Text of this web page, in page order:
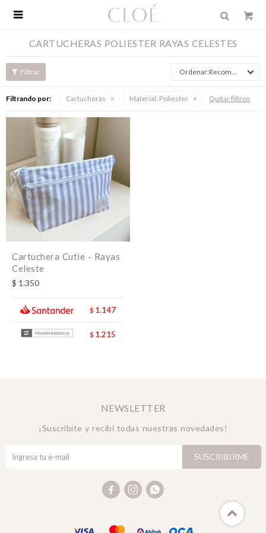

CARTUCHERAS POLIESTER RAYAS CELESTES
Recomendados
Filtrando por: Cartucheras Material: Poliester Quitar filtros
Cartuchera Cutie - Rayas
Celeste
$ 1.350
$ 1.147
$ 1.215
NEWSLETTER
¡Suscribite y recibí todas nuestras novedades!
SUSCRIBIRME
  